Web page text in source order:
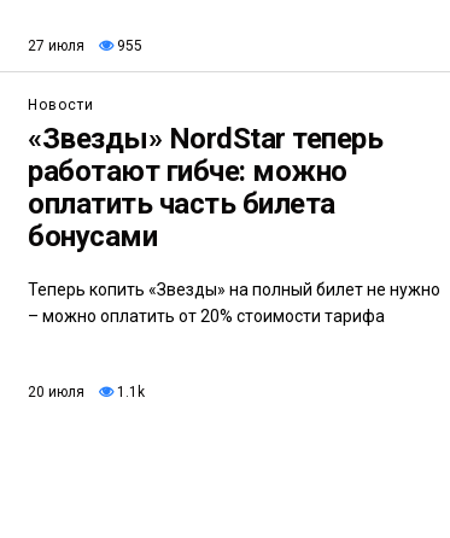
27 июля 955
Новости
«Звезды» NordStar теперь
работают гибче: можно
оплатить часть билета
бонусами
Теперь копить «Звезды» на полный билет не нужно
– можно оплатить от 20% стоимости тарифа
20 июля 1.1k